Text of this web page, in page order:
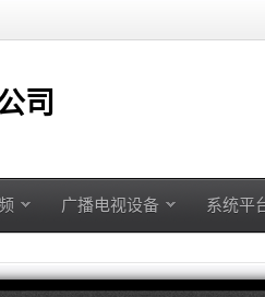
司
广播电视设备 系统平